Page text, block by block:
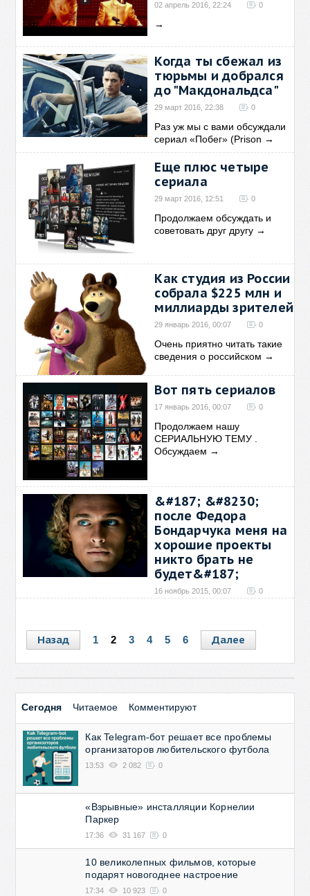
02 апрель 2016, 22:24 0
→
Когда ты сбежал из
тюрьмы и добрался
до "Макдональдса"
29 март 2016, 22:38 0
Раз уж мы с вами обсуждали
сериал «Побег» (Prison →
Еще плюс четыре
сериала
29 март 2016, 12:51 0
Продолжаем обсуждать и
советовать друг другу →
Как студия из России
собрала $225 млн и
миллиарды зрителей
29 январь 2016, 00:07 0
Очень приятно читать такие
сведения о российском →
Вот пять сериалов
17 январь 2016, 00:07 0
Продолжаем нашу
СЕРИАЛЬНУЮ ТЕМУ .
Обсуждаем →
&#187; &#8230;
после Федора
Бондарчука меня на
хорошие проекты
никто брать не
будет&#187;
16 ноябрь 2015, 00:07 0
Назад 1 2 3 4 5 6 Далее
Сегодня Читаемое Комментируют
Как Telegram-бот решает все проблемы
организаторов любительского футбола
13:53 2 082 0
«Взрывные» инсталляции Корнелии
Паркер
17:36 31 167 0
10 великолепных фильмов, которые
подарят новогоднее настроение
17:34 10 923 0